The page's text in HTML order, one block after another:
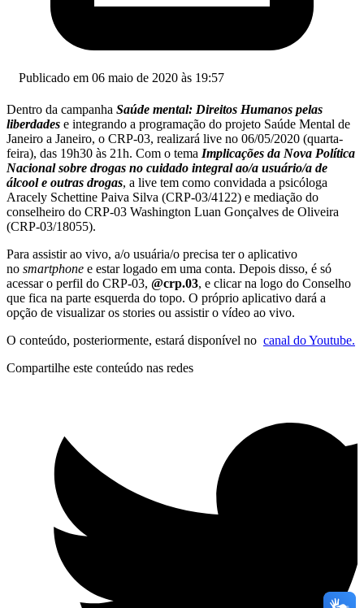
Publicado em 06 maio de 2020 às 19:57
Dentro da campanha Saúde mental: Direitos Humanos pelas
liberdades e integrando a programação do projeto Saúde Mental de
Janeiro a Janeiro, o CRP-03, realizará live no 06/05/2020 (quarta-
feira), das 19h30 às 21h. Com o tema Implicações da Nova Política
Nacional sobre drogas no cuidado integral ao/a usuário/a de
álcool e outras drogas, a live tem como convidada a psicóloga
Aracely Schettine Paiva Silva (CRP-03/4122) e mediação do
conselheiro do CRP-03 Washington Luan Gonçalves de Oliveira
(CRP-03/18055).
Para assistir ao vivo, a/o usuária/o precisa ter o aplicativo
no smartphone e estar logado em uma conta. Depois disso, é só
acessar o perfil do CRP-03, @crp.03, e clicar na logo do Conselho
que fica na parte esquerda do topo. O próprio aplicativo dará a
opção de visualizar os stories ou assistir o vídeo ao vivo.
O conteúdo, posteriormente, estará disponível no canal do Youtube.
Compartilhe este conteúdo nas redes